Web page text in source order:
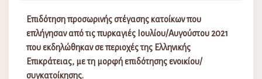
Προσωρινοί πίνακες κατάταξης πωλητών Λαϊκών
Αγορών Δήμου Λοκρών
Σα, 04/02/2023 - 06:16